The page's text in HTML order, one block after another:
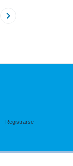
Registrarse